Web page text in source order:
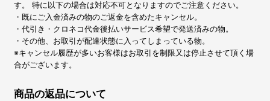
す。 特に以下の場合は対応不可となりますのでご注意ください。
・既にご入金済みの物のご返金を含めたキャンセル。
・代引き・クロネコ代金後払いサービス希望で発送済みの物。
・その他、お取引が配達状態に入ってしまっている物。
※キャンセル履歴が多いお客様はお取引を制限又は停止させて頂く場
合がございます。
商品の返品について